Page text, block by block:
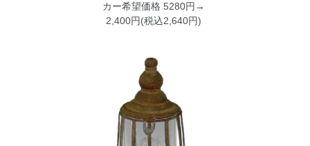
カー希望価格 5280円→
2,400円(税込2,640円)